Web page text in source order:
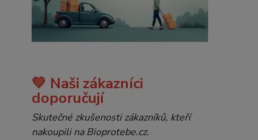
💚 Naši zákazníci
doporučují
Skutečné zkušenosti zákazníků, kteří
nakoupili na Bioprotebe.cz.